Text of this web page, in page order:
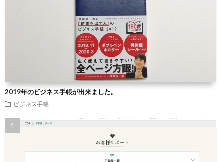
2019年のビジネス手帳が出来ました。
ビジネス手帳